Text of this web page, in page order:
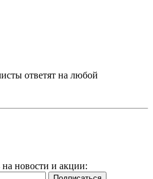
ответят на любой
новости и акции: